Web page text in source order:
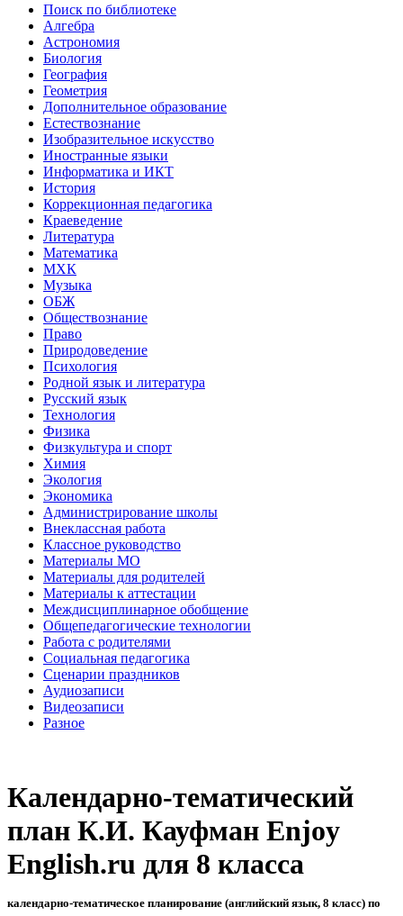
Поиск по библиотеке
Алгебра
Астрономия
Биология
География
Геометрия
Дополнительное образование
Естествознание
Изобразительное искусство
Иностранные языки
Информатика и ИКТ
История
Коррекционная педагогика
Краеведение
Литература
Математика
МХК
Музыка
ОБЖ
Обществознание
Право
Природоведение
Психология
Родной язык и литература
Русский язык
Технология
Физика
Физкультура и спорт
Химия
Экология
Экономика
Администрирование школы
Внеклассная работа
Классное руководство
Материалы МО
Материалы для родителей
Материалы к аттестации
Междисциплинарное обобщение
Общепедагогические технологии
Работа с родителями
Социальная педагогика
Сценарии праздников
Аудиозаписи
Видеозаписи
Разное
Календарно-тематический
план К.И. Кауфман Enjoy
English.ru для 8 класса
календарно-тематическое планирование (английский язык, 8 класс) по